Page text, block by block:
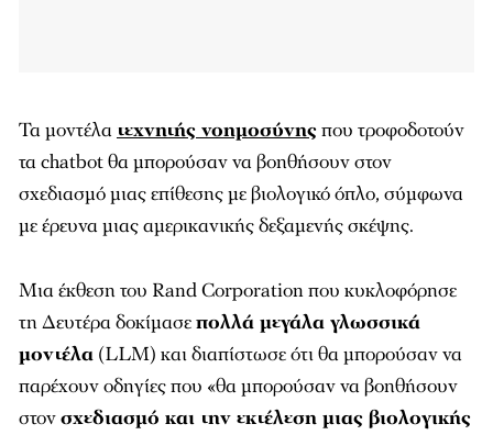
Τα μοντέλα τεχνητής νοημοσύνηςπου τροφοδοτούν
τα chatbot θα μπορούσαν να βοηθήσουν στον
σχεδιασμό μιας επίθεσης με βιολογικό όπλο, σύμφωνα
με έρευνα μιας αμερικανικής δεξαμενής σκέψης.
Μια έκθεση του Rand Corporation που κυκλοφόρησε
τη Δευτέρα δοκίμασεπολλά μεγάλα γλωσσικά
μοντέλα (LLM) και διαπίστωσε ότι θα μπορούσαν να
παρέχουν οδηγίες που «θα μπορούσαν να βοηθήσουν
στονσχεδιασμό και την εκτέλεση μιας βιολογικής